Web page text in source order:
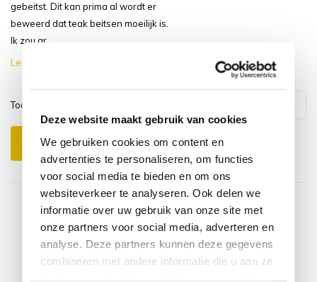
Deze website maakt gebruik van cookies
We gebruiken cookies om content en
advertenties te personaliseren, om functies
voor social media te bieden en om ons
websiteverkeer te analyseren. Ook delen we
informatie over uw gebruik van onze site met
onze partners voor social media, adverteren en
analyse. Deze partners kunnen deze gegevens
combineren met andere informatie die u aan ze
gebeitst. Dit kan prima al wordt er
beweerd dat teak beitsen moeilijk is.
Ik zou gr...
Lees meer
Toon
Schrijf je eigen review